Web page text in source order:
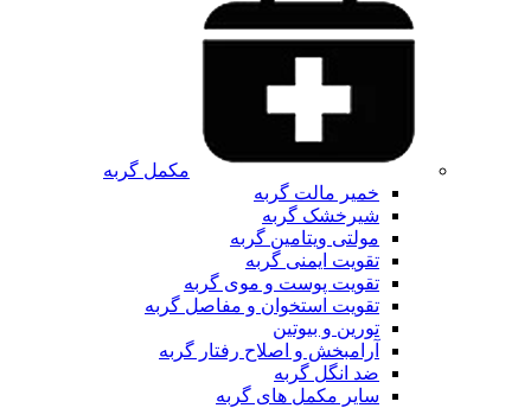
مکمل گربه
خمیر مالت گربه
شیرخشک گربه
مولتی ویتامین گربه
تقویت ایمنی گربه
تقویت پوست و موی گربه
تقویت استخوان و مفاصل گربه
تورین و بیوتین
آرامبخش و اصلاح رفتار گربه
ضد انگل گربه
سایر مکمل های گربه